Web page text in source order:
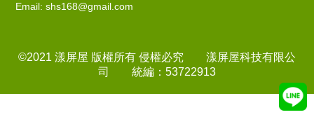
Email: shs168@gmail.com
©2021 漾屏屋 版權所有 侵權必究 漾屏屋科技有限公
司 統編：53722913